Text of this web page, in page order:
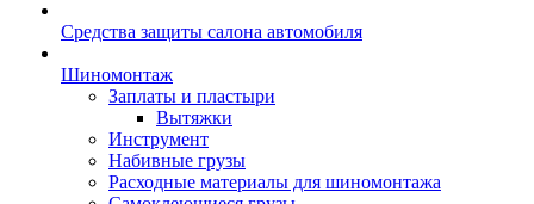
Средства защиты салона автомобиля
Шиномонтаж
Заплаты и пластыри
Вытяжки
Инструмент
Набивные грузы
Расходные материалы для шиномонтажа